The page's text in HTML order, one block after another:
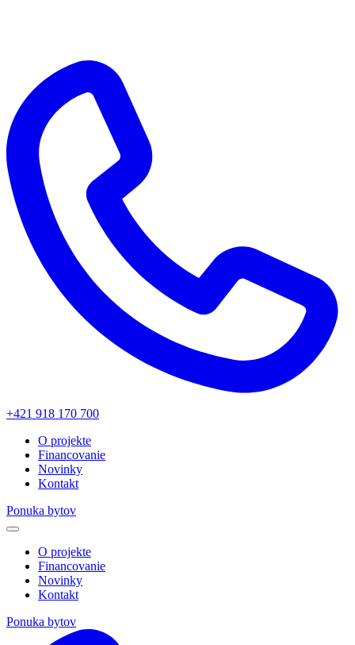
+421 918 170 700
O projekte
Financovanie
Novinky
Kontakt
Ponuka bytov
O projekte
Financovanie
Novinky
Kontakt
Ponuka bytov